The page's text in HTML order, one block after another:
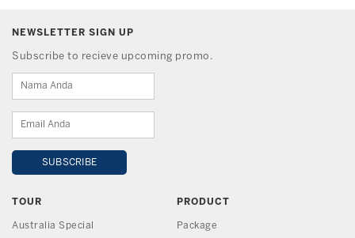
NEWSLETTER SIGN UP
Subscribe to recieve upcoming promo.
TOUR
Australia Special
PRODUCT
Package